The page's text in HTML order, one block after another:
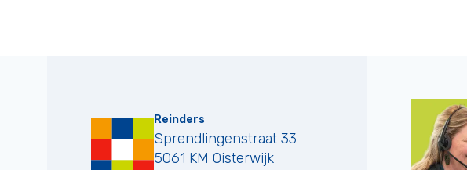
Reinders
Sprendlingenstraat 33
5061 KM Oisterwijk